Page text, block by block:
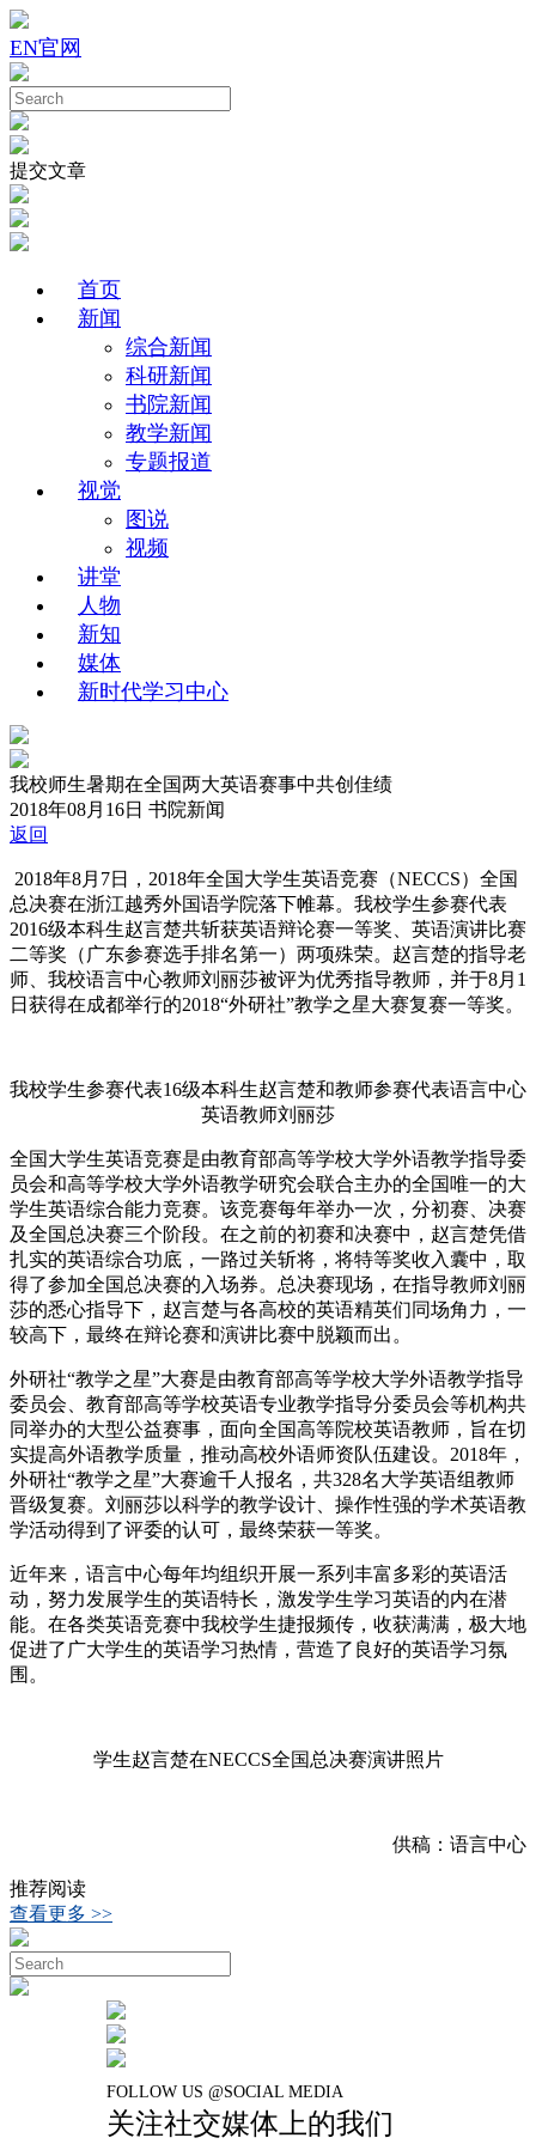
EN官网
提交文章
首页
新闻
综合新闻
科研新闻
书院新闻
教学新闻
专题报道
视觉
图说
视频
讲堂
人物
新知
媒体
新时代学习中心
我校师生暑期在全国两大英语赛事中共创佳绩
2018年08月16日 书院新闻
返回
2018年8月7日，2018年全国大学生英语竞赛（NECCS）全国
总决赛在浙江越秀外国语学院落下帷幕。我校学生参赛代表
2016级本科生赵言楚共斩获英语辩论赛一等奖、英语演讲比赛
二等奖（广东参赛选手排名第一）两项殊荣。赵言楚的指导老
师、我校语言中心教师刘丽莎被评为优秀指导教师，并于8月1
日获得在成都举行的2018“外研社”教学之星大赛复赛一等奖。
我校学生参赛代表16级本科生赵言楚和教师参赛代表语言中心
英语教师刘丽莎
全国大学生英语竞赛是由教育部高等学校大学外语教学指导委
员会和高等学校大学外语教学研究会联合主办的全国唯一的大
学生英语综合能力竞赛。该竞赛每年举办一次，分初赛、决赛
及全国总决赛三个阶段。在之前的初赛和决赛中，赵言楚凭借
扎实的英语综合功底，一路过关斩将，将特等奖收入囊中，取
得了参加全国总决赛的入场券。总决赛现场，在指导教师刘丽
莎的悉心指导下，赵言楚与各高校的英语精英们同场角力，一
较高下，最终在辩论赛和演讲比赛中脱颖而出。
外研社“教学之星”大赛是由教育部高等学校大学外语教学指导
委员会、教育部高等学校英语专业教学指导分委员会等机构共
同举办的大型公益赛事，面向全国高等院校英语教师，旨在切
实提高外语教学质量，推动高校外语师资队伍建设。2018年，
外研社“教学之星”大赛逾千人报名，共328名大学英语组教师
晋级复赛。刘丽莎以科学的教学设计、操作性强的学术英语教
学活动得到了评委的认可，最终荣获一等奖。
近年来，语言中心每年均组织开展一系列丰富多彩的英语活
动，努力发展学生的英语特长，激发学生学习英语的内在潜
能。在各类英语竞赛中我校学生捷报频传，收获满满，极大地
促进了广大学生的英语学习热情，营造了良好的英语学习氛
围。
学生赵言楚在NECCS全国总决赛演讲照片
供稿：语言中心
推荐阅读
查看更多 >>
FOLLOW US @SOCIAL MEDIA
关注社交媒体上的我们